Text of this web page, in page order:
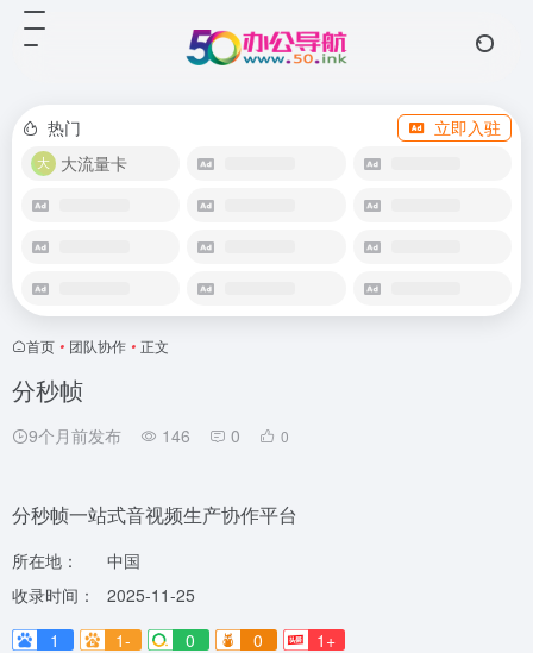
热门
立即入驻
大流量卡
首页 • 团队协作 • 正文
分秒帧
9个月前发布 146 0 0
分秒帧一站式音视频生产协作平台
所在地：
中国
收录时间：
2025-11-25
1
1- 0 0 1+